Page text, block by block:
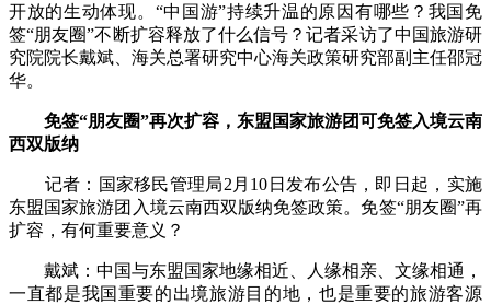
开放的生动体现。“中国游”持续升温的原因有哪些？我国免
签“朋友圈”不断扩容释放了什么信号？记者采访了中国旅游研
究院院长戴斌、海关总署研究中心海关政策研究部副主任邵冠
华。
免签“朋友圈”再次扩容，东盟国家旅游团可免签入境云南
西双版纳
记者：国家移民管理局2月10日发布公告，即日起，实施
东盟国家旅游团入境云南西双版纳免签政策。免签“朋友圈”再
扩容，有何重要意义？
戴斌：中国与东盟国家地缘相近、人缘相亲、文缘相通，
一直都是我国重要的出境旅游目的地，也是重要的旅游客源